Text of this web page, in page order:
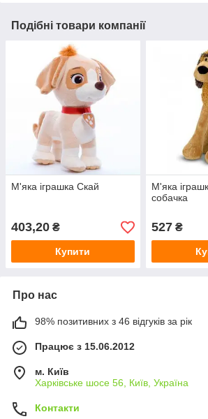
Подібні товари компанії
М'яка іграшка Скай
403,20 ₴
Купити
М'яка
собачка
527₴
Про нас
98% позитивних з 46 відгуків за рік
Працює з 15.06.2012
м. Київ
Харківське шосе 56, Київ, Україна
Контакти